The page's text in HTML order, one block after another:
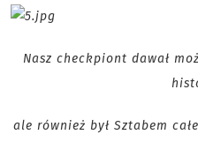
Nasz checkpiont dawał
ale również był Sztabem